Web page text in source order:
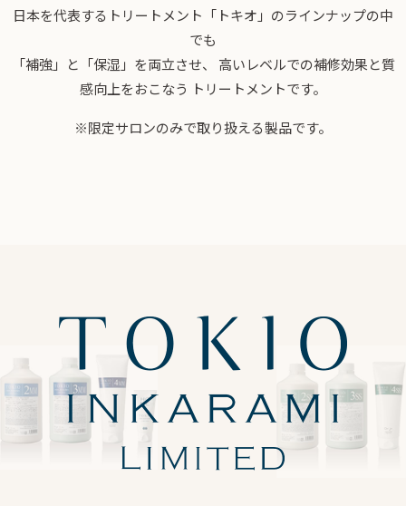
日本を代表するトリートメント「トキオ」のラインナップの中
でも
「補強」と「保湿」を両立させ、 高いレベルでの補修効果と質
感向上をおこなう トリートメントです。
※限定サロンのみで取り扱える製品です。